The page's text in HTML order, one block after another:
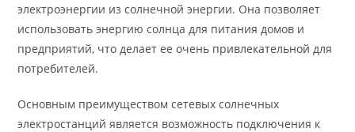
электроэнергии из солнечной энергии. Она позволяет
использовать энергию солнца для питания домов и
предприятий, что делает ее очень привлекательной для
потребителей.
Основным преимуществом сетевых солнечных
электростанций является возможность подключения к